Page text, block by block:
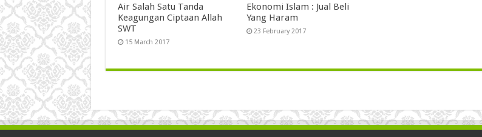
Air Salah Satu Tanda
Keagungan Ciptaan Allah
SWT
15 March 2017
Ekonomi Islam : Jual Beli
Yang Haram
23 February 2017